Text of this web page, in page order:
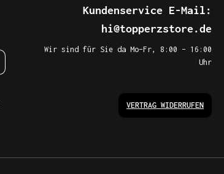
Kundenservice E-Mail:
hi@topperzstore.de
Wir sind für Sie da Mo–Fr, 8:00 – 16:00
Uhr
VERTRAG WIDERRUFEN